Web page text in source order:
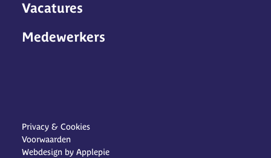
Vacatures
Medewerkers
Privacy & Cookies
Voorwaarden
Webdesign by Applepie